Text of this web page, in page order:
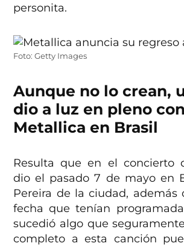
personita.
Foto: Getty Images
Aunque no lo crean,
dio a luz en pleno
Metallica en Brasil
Resulta que en el concierto
dio el pasado 7 de mayo en
Pereira de la ciudad, además
fecha que tenían
sucedió algo que
completo a esta canción